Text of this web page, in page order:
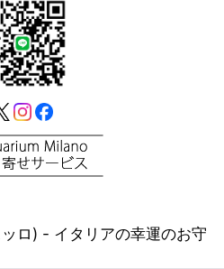
ロ) - イタリアの幸運のお守